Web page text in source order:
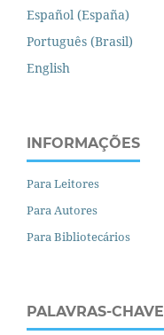
Español (España)
Português (Brasil)
English
INFORMAÇÕES
Para Leitores
Para Autores
Para Bibliotecários
PALAVRAS-CHAVE